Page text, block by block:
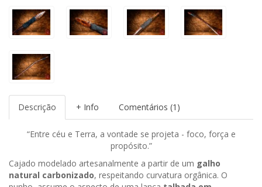
Descrição + Info Comentários (1)
“Entre céu e Terra, a vontade se projeta - foco, força e
propósito.”
Cajado modelado artesanalmente a partir de um galho
natural carbonizado, respeitando curvatura orgânica. O